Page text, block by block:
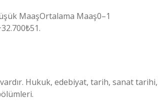
MaaşOrtalama Maaş0–1
Hukuk, edebiyat, tarih, sanat tarihi,